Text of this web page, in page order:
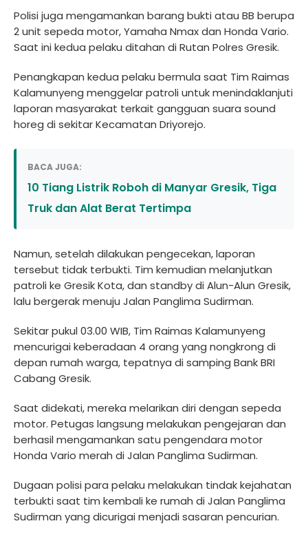
Polisi juga mengamankan barang bukti atau BB berupa
2 unit sepeda motor, Yamaha Nmax dan Honda Vario.
Saat ini kedua pelaku ditahan di Rutan Polres Gresik.
Penangkapan kedua pelaku bermula saat Tim Raimas
Kalamunyeng menggelar patroli untuk menindaklanjuti
laporan masyarakat terkait gangguan suara sound
horeg di sekitar Kecamatan Driyorejo.
BACA JUGA:
10 Tiang Listrik Roboh di Manyar Gresik, Tiga
Truk dan Alat Berat Tertimpa
Namun, setelah dilakukan pengecekan, laporan
tersebut tidak terbukti. Tim kemudian melanjutkan
patroli ke Gresik Kota, dan standby di Alun-Alun Gresik,
lalu bergerak menuju Jalan Panglima Sudirman.
Sekitar pukul 03.00 WIB, Tim Raimas Kalamunyeng
mencurigai keberadaan 4 orang yang nongkrong di
depan rumah warga, tepatnya di samping Bank BRI
Cabang Gresik.
Saat didekati, mereka melarikan diri dengan sepeda
motor. Petugas langsung melakukan pengejaran dan
berhasil mengamankan satu pengendara motor
Honda Vario merah di Jalan Panglima Sudirman.
Dugaan polisi para pelaku melakukan tindak kejahatan
terbukti saat tim kembali ke rumah di Jalan Panglima
Sudirman yang dicurigai menjadi sasaran pencurian.